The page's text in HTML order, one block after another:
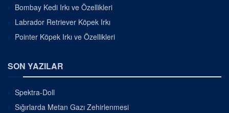
Bombay Kedi Irkı ve Özellikleri
Labrador Retriever Köpek Irkı
Pointer Köpek Irkı ve Özellikleri
SON YAZILAR
Spektra-Doll
Sığırlarda Metan Gazı Zehirlenmesi